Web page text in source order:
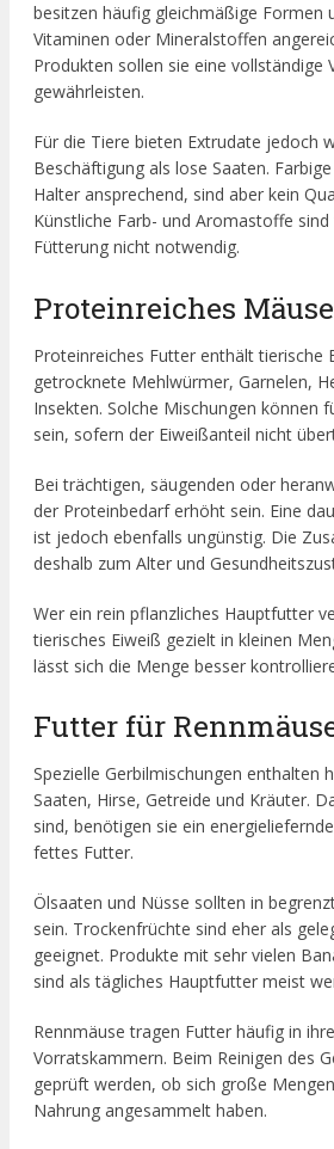
besitzen häufig gleichmäßige Formen
Vitaminen oder Mineralstoffen
Produkten sollen sie eine vollständige
gewährleisten.
Für die Tiere bieten Extrudate jedoch
Beschäftigung als lose Saaten.
Halter ansprechend, sind aber kein
Künstliche Farb- und Aromastoffe
Fütterung nicht notwendig.
Proteinreiches
Proteinreiches Futter enthält tierische
getrocknete Mehlwürmer, Garnelen,
Insekten. Solche Mischungen können
sein, sofern der Eiweißanteil nicht
Bei trächtigen, säugenden oder
der Proteinbedarf erhöht sein. Eine
ist jedoch ebenfalls ungünstig. Die
deshalb zum Alter und
Wer ein rein pflanzliches Hauptfutter
tierisches Eiweiß gezielt in kleinen
lässt sich die Menge besser
Futter für
Spezielle Gerbilmischungen enthalten
Saaten, Hirse, Getreide und Kräuter.
sind, benötigen sie ein
fettes Futter.
Ölsaaten und Nüsse sollten in
sein. Trockenfrüchte sind eher als
geeignet. Produkte mit sehr vielen
sind als tägliches Hauptfutter meist
Rennmäuse tragen Futter häufig in
Vorratskammern. Beim Reinigen des
geprüft werden, ob sich große
Nahrung angesammelt haben.